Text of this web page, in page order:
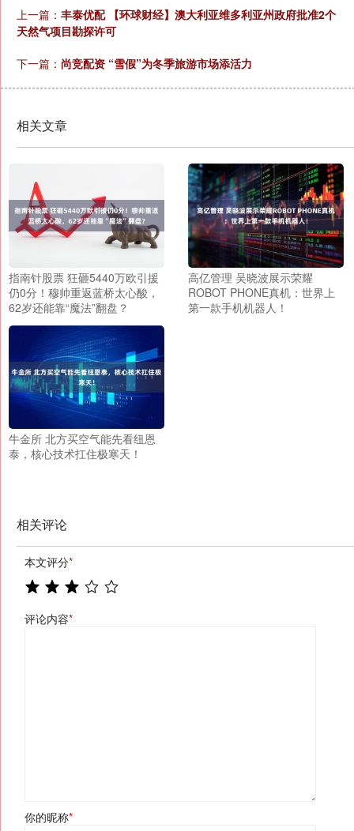
上一篇： 丰泰优配 【环球财经】澳大利亚维多利亚州政府批准2个
天然气项目勘探许可
下一篇： 尚竞配资 “雪假”为冬季旅游市场添活力
相关文章
指南针股票 狂砸5440万欧引援
仍0分！穆帅重返蓝桥太心酸，
62岁还能靠“魔法”翻盘？
高亿管理 吴晓波展示荣耀
ROBOT PHONE真机：世界上
第一款手机机器人！
牛金所 北方买空气能先看纽恩
泰，核心技术扛住极寒天！
相关评论
本文评分*
评论内容*
你的昵称*